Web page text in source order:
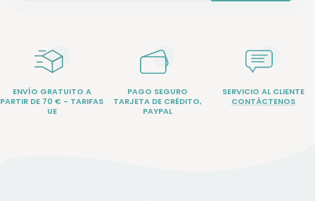
ENVÍO GRATUITO A
PARTIR DE 70 € - TARIFAS
PAGO SEGURO
TARJETA DE CRÉDITO,
SERVICIO AL CLIENTE